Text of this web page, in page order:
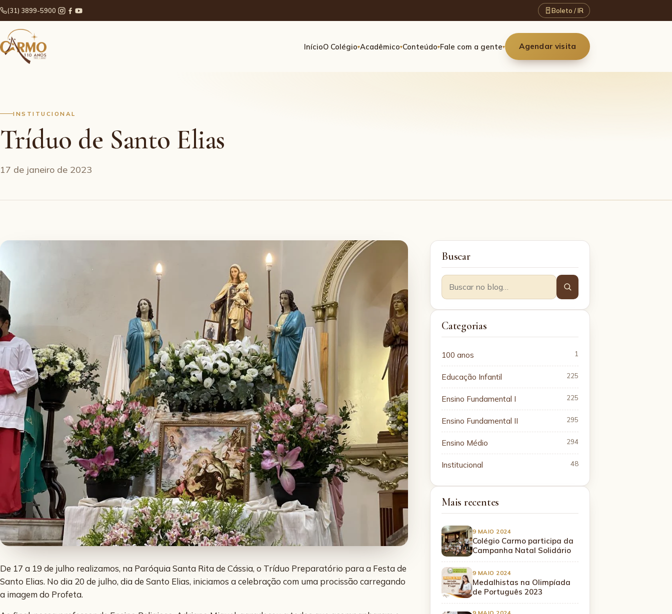
(31) 3899-5900 Boleto / IR
InícioO Colégio▾Acadêmico▾Conteúdo▾Fale com a gente▾ Agendar visita
INSTITUCIONAL
Tríduo de Santo Elias
17 de janeiro de 2023
De 17 a 19 de julho realizamos, na Paróquia Santa Rita de Cássia, o Tríduo Preparatório para a Festa de
Santo Elias. No dia 20 de julho, dia de Santo Elias, iniciamos a celebração com uma procissão carregando
a imagem do Profeta.
Buscar
Categorias
100 anos 1
Educação Infantil 225
Ensino Fundamental I 225
Ensino Fundamental II 295
Ensino Médio 294
Institucional 48
Mais recentes
9 MAIO 2024
Colégio Carmo participa da
Campanha Natal Solidário
9 MAIO 2024
Medalhistas na Olimpíada
de Português 2023
9 MAIO 2024